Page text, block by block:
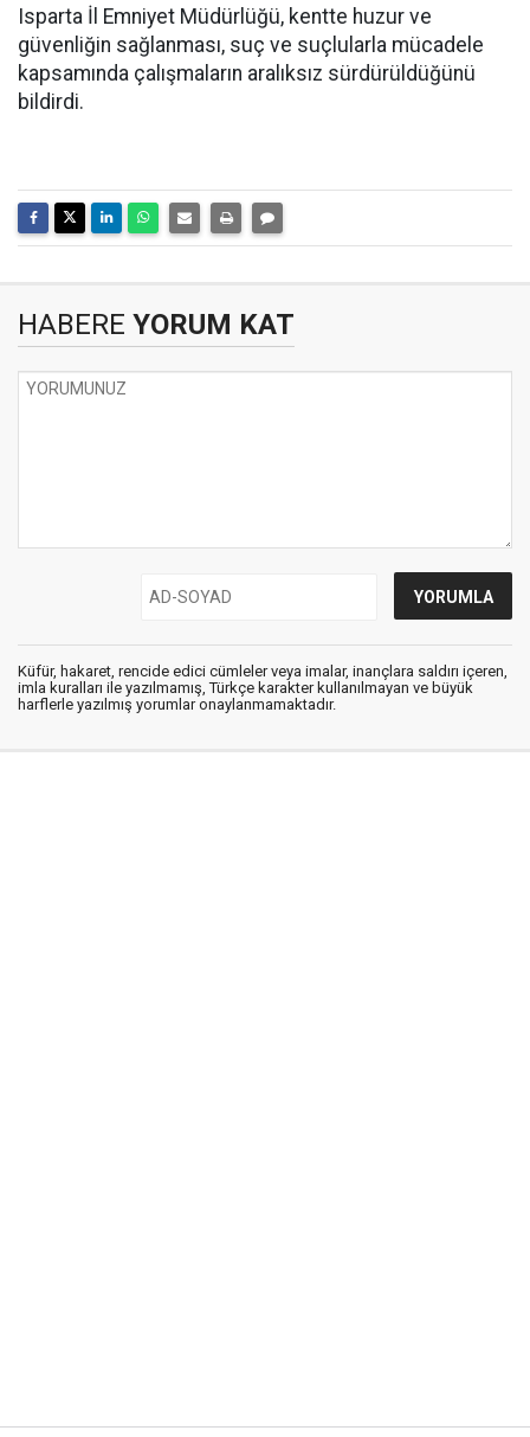
Isparta İl Emniyet Müdürlüğü, kentte huzur ve
güvenliğin sağlanması, suç ve suçlularla mücadele
kapsamında çalışmaların aralıksız sürdürüldüğünü
bildirdi.
HABERE YORUM KAT
Küfür, hakaret, rencide edici cümleler veya imalar, inançlara saldırı içeren,
imla kuralları ile yazılmamış, Türkçe karakter kullanılmayan ve büyük
harflerle yazılmış yorumlar onaylanmamaktadır.